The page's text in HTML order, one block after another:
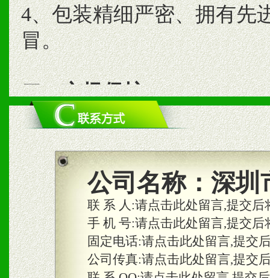
4、包装精细严密、拥有先
冒。
二、市场保护
1、统一市场价格；建立全
商利润。
2、区域独家经营；建立区
合作关系。
三、物料及媒体
1、免费提供体验及宣传彩
公司名称： 深圳
联 系 人:请点击此处留言,提交
手 机 号:请点击此处留言,提交
固定电话:请点击此处留言,提交
公司传真:请点击此处留言,提交